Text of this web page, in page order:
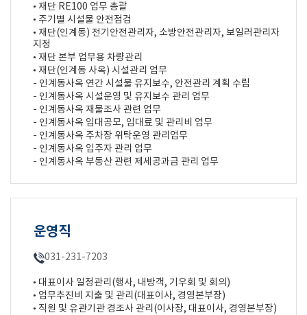
• 재단 RE100 업무 총괄
• 주기별 시설물 안전점검
• 재단(인계동) 전기안전관리자, 소방안전관리자, 보일러관리자
지정
• 재단 본부 업무용 차량관리
• 재단(인계동 사옥) 시설관리 업무
- 인계동사옥 연간 시설물 유지보수, 안전관리 계획 수립
- 인계동사옥 시설운영 및 유지보수 관리 업무
- 인계동사옥 재물조사 관련 업무
- 인계동사옥 임대공모, 임대료 및 관리비 업무
- 인계동사옥 주차장 위탁운영 관리업무
- 인계동사옥 입주자 관리 업무
- 인계동사옥 부동산 관련 제세공과금 관리 업무
운영직
031-231-7203
• 대표이사 일정관리(행사, 내방객, 기우회 및 회의)
• 업무추진비 지출 및 관리(대표이사, 경영본부장)
• 직원 및 유관기관 경조사 관리(이사장, 대표이사, 경영본부장)